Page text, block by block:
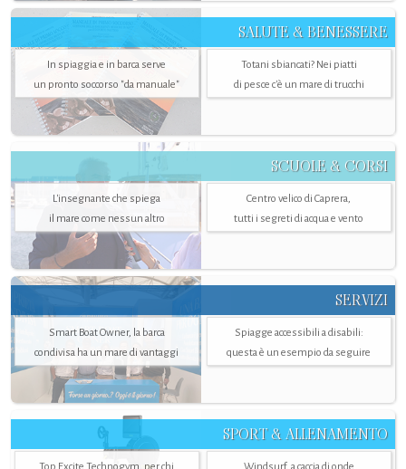
SALUTE & BENESSERE
In spiaggia e in barca serve
un pronto soccorso "da manuale"
Totani sbiancati? Nei piatti
di pesce c'è un mare di trucchi
SCUOLE & CORSI
L'insegnante che spiega
il mare come nessun altro
Centro velico di Caprera,
tutti i segreti di acqua e vento
SERVIZI
Smart Boat Owner, la barca
condivisa ha un mare di vantaggi
Spiagge accessibili a disabili:
questa è un esempio da seguire
SPORT & ALLENAMENTO
Top Excite Technogym, per chi
Windsurf, a caccia di onde